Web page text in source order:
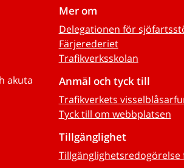
akuta
Mer om
Delegationen för
Färjerederiet
Trafikverksskolan
Anmäl och tyck till
Trafikverkets
Tyck till om webbplatsen
Tillgänglighet